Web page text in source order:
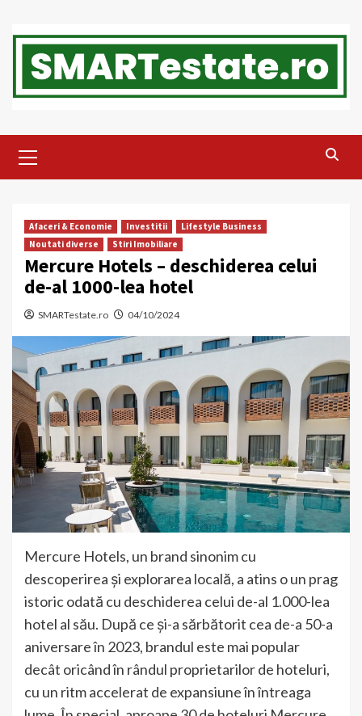
content
Menu
Afaceri & Economie Investitii
Lifestyle Business
Noutati diverse
Stiri Imobiliare
Mercure Hotels – deschiderea celui
de-al 1000-lea hotel
SMARTestate.ro 04/10/2024
Mercure Hotels, un brand sinonim cu
descoperirea și explorarea locală, a atins o un prag
istoric odată cu deschiderea celui de-al 1.000-lea
hotel al său. După ce și-a sărbătorit cea de-a 50-a
aniversare în 2023, brandul este mai popular
decât oricând în rândul proprietarilor de hoteluri,
cu un ritm accelerat de expansiune în întreaga